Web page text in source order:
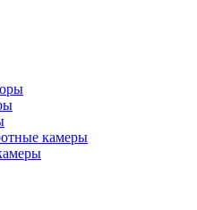
камеры